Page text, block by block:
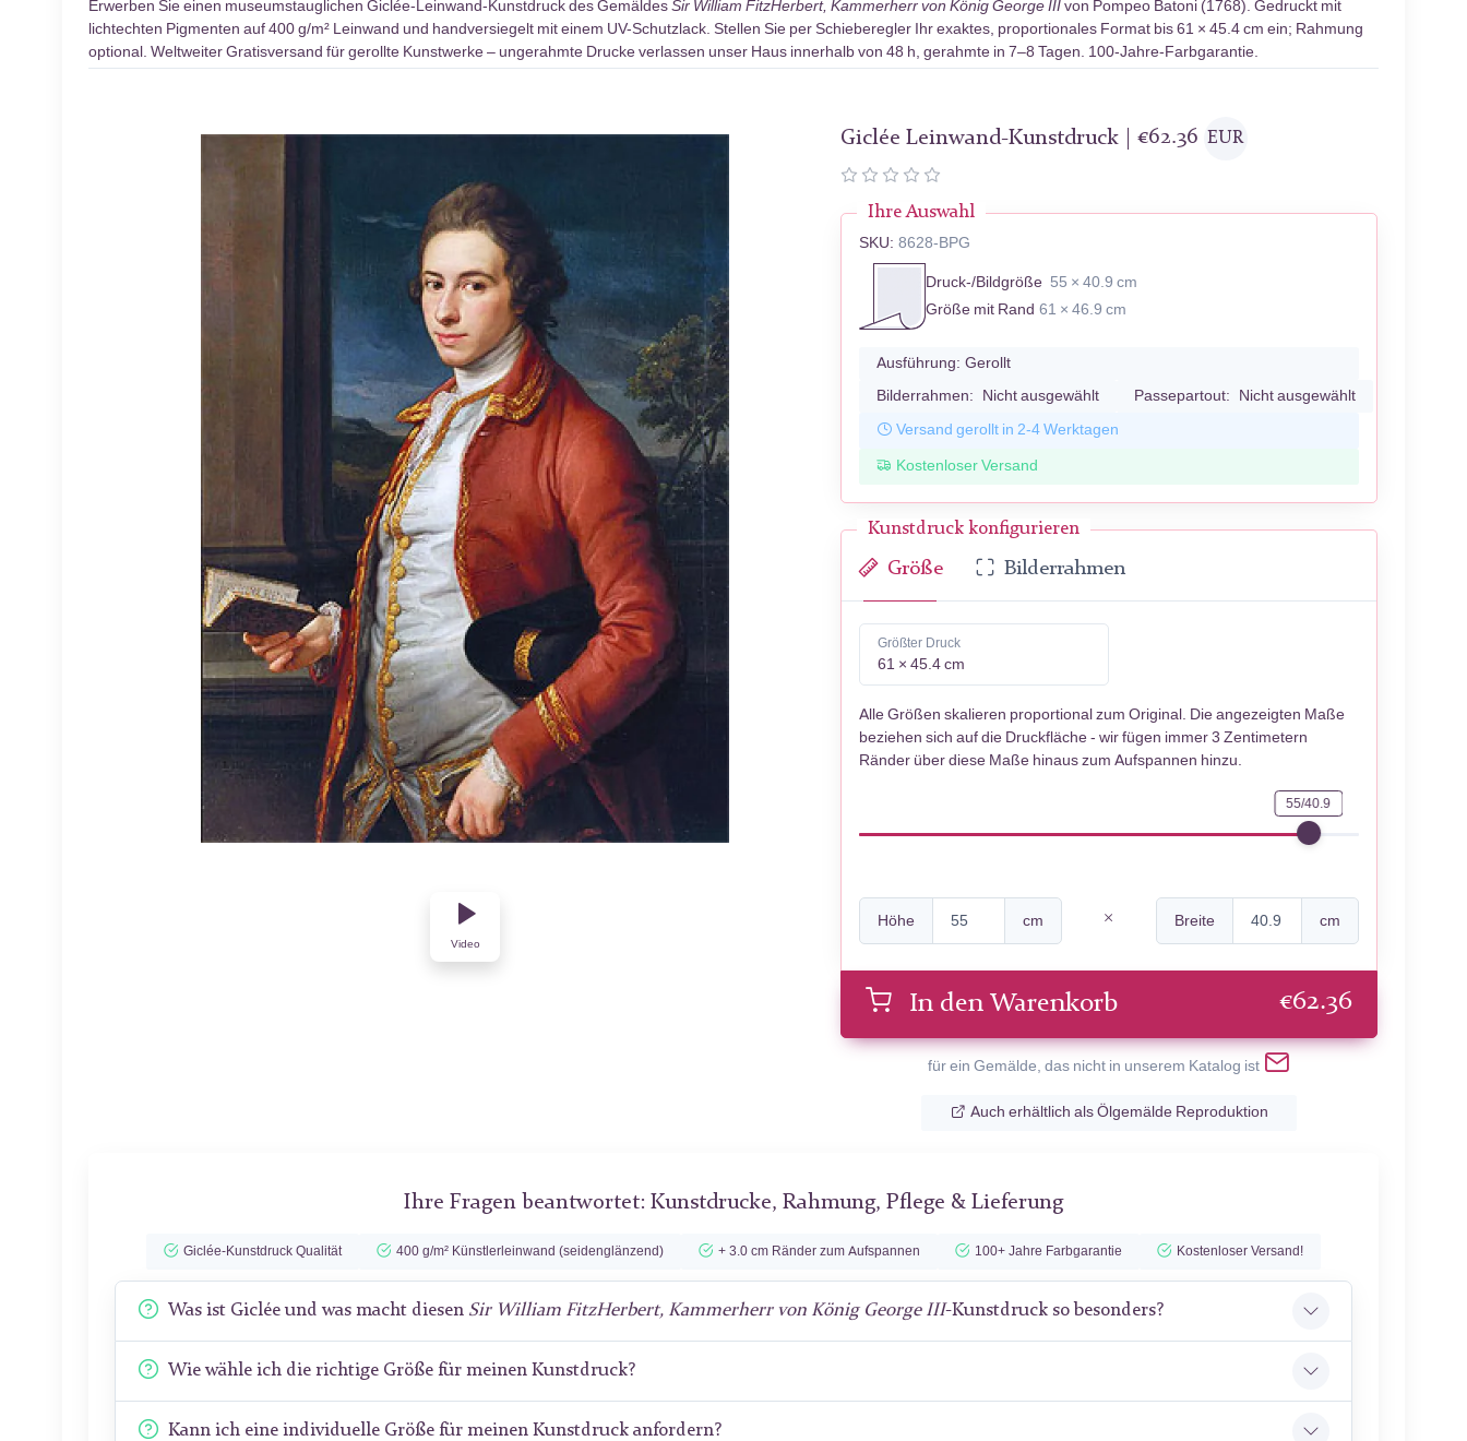
Erwerben Sie einen museumstauglichen Giclée-Leinwand-Kunstdruck des GemäldesSir William FitzHerbert, Kammerherr von König George IIIvon Pompeo Batoni (1768). Gedruckt mit
lichtechten Pigmenten auf 400 g/m² Leinwand und handversiegelt mit einem UV-Schutzlack. Stellen Sie per Schieberegler Ihr exaktes, proportionales Format bis 61 × 45.4 cm ein; Rahmung
optional. Weltweiter Gratisversand für gerollte Kunstwerke – ungerahmte Drucke verlassen unser Haus innerhalb von 48 h, gerahmte in 7–8 Tagen. 100-Jahre-Farbgarantie.
Video
Giclée Leinwand-Kunstdruck |€62.36 EUR
Ihre Auswahl
SKU: 8628-BPG
Druck-/Bildgröße 55 × 40.9 cm
Größe mit Rand 61 × 46.9 cm
Ausführung: Gerollt
Bilderrahmen: Nicht ausgewählt Passepartout: Nicht ausgewählt
Versand gerollt in 2-4 Werktagen
Kostenloser Versand
Kunstdruck konfigurieren
Größe Bilderrahmen
Größter Druck
61 × 45.4 cm
Alle Größen skalieren proportional zum Original. Die angezeigten Maße
beziehen sich auf die Druckfläche - wir fügen immer 3 Zentimetern
Ränder über diese Maße hinaus zum Aufspannen hinzu.
55/40.9
Höhe cm Breite cm
In den Warenkorb €62.36
für ein Gemälde, das nicht in unserem Katalog ist
Auch erhältlich als Ölgemälde Reproduktion
Ihre Fragen beantwortet: Kunstdrucke, Rahmung, Pflege & Lieferung
Giclée-Kunstdruck Qualität 400 g/m² Künstlerleinwand (seidenglänzend) + 3.0 cm Ränder zum Aufspannen 100+ Jahre Farbgarantie Kostenloser Versand!
Was ist Giclée und was macht diesen Sir William FitzHerbert, Kammerherr von König George III-Kunstdruck so besonders?
Wie wähle ich die richtige Größe für meinen Kunstdruck?
Kann ich eine individuelle Größe für meinen Kunstdruck anfordern?